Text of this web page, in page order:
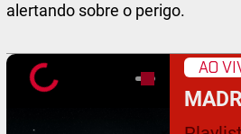
alertando sobre o perigo.
AO